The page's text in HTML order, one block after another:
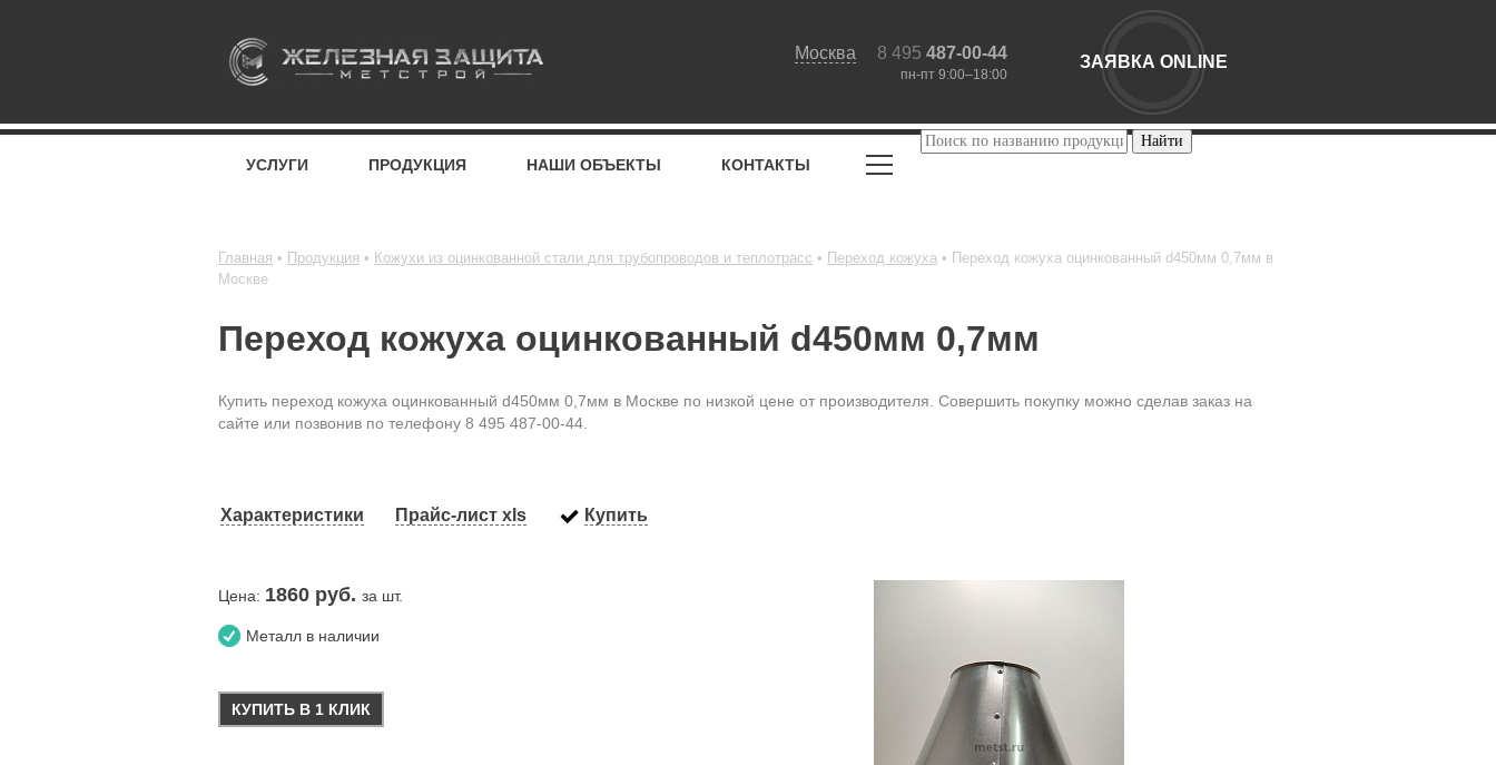
Москва 8 495 487-00-44
пн-пт 9:00–18:00
ЗАЯВКА ONLINE
УСЛУГИ ПРОДУКЦИЯ НАШИ ОБЪЕКТЫ КОНТАКТЫ
Главная Продукция Кожухи из оцинкованной стали для трубопроводов и теплотрасс Переход кожуха
Переход кожуха оцинкованный d450мм 0,7мм в
Москве
Переход кожуха оцинкованный d450мм 0,7мм
Купить переход кожуха оцинкованный d450мм 0,7мм в Москве по низкой цене от производителя. Совершить покупку можно сделав заказ на
сайте или позвонив по телефону 8 495 487-00-44.
Характеристики Прайс-лист xls Купить
Цена: 1860 руб. за шт.
Металл в наличии
КУПИТЬ В 1 КЛИК